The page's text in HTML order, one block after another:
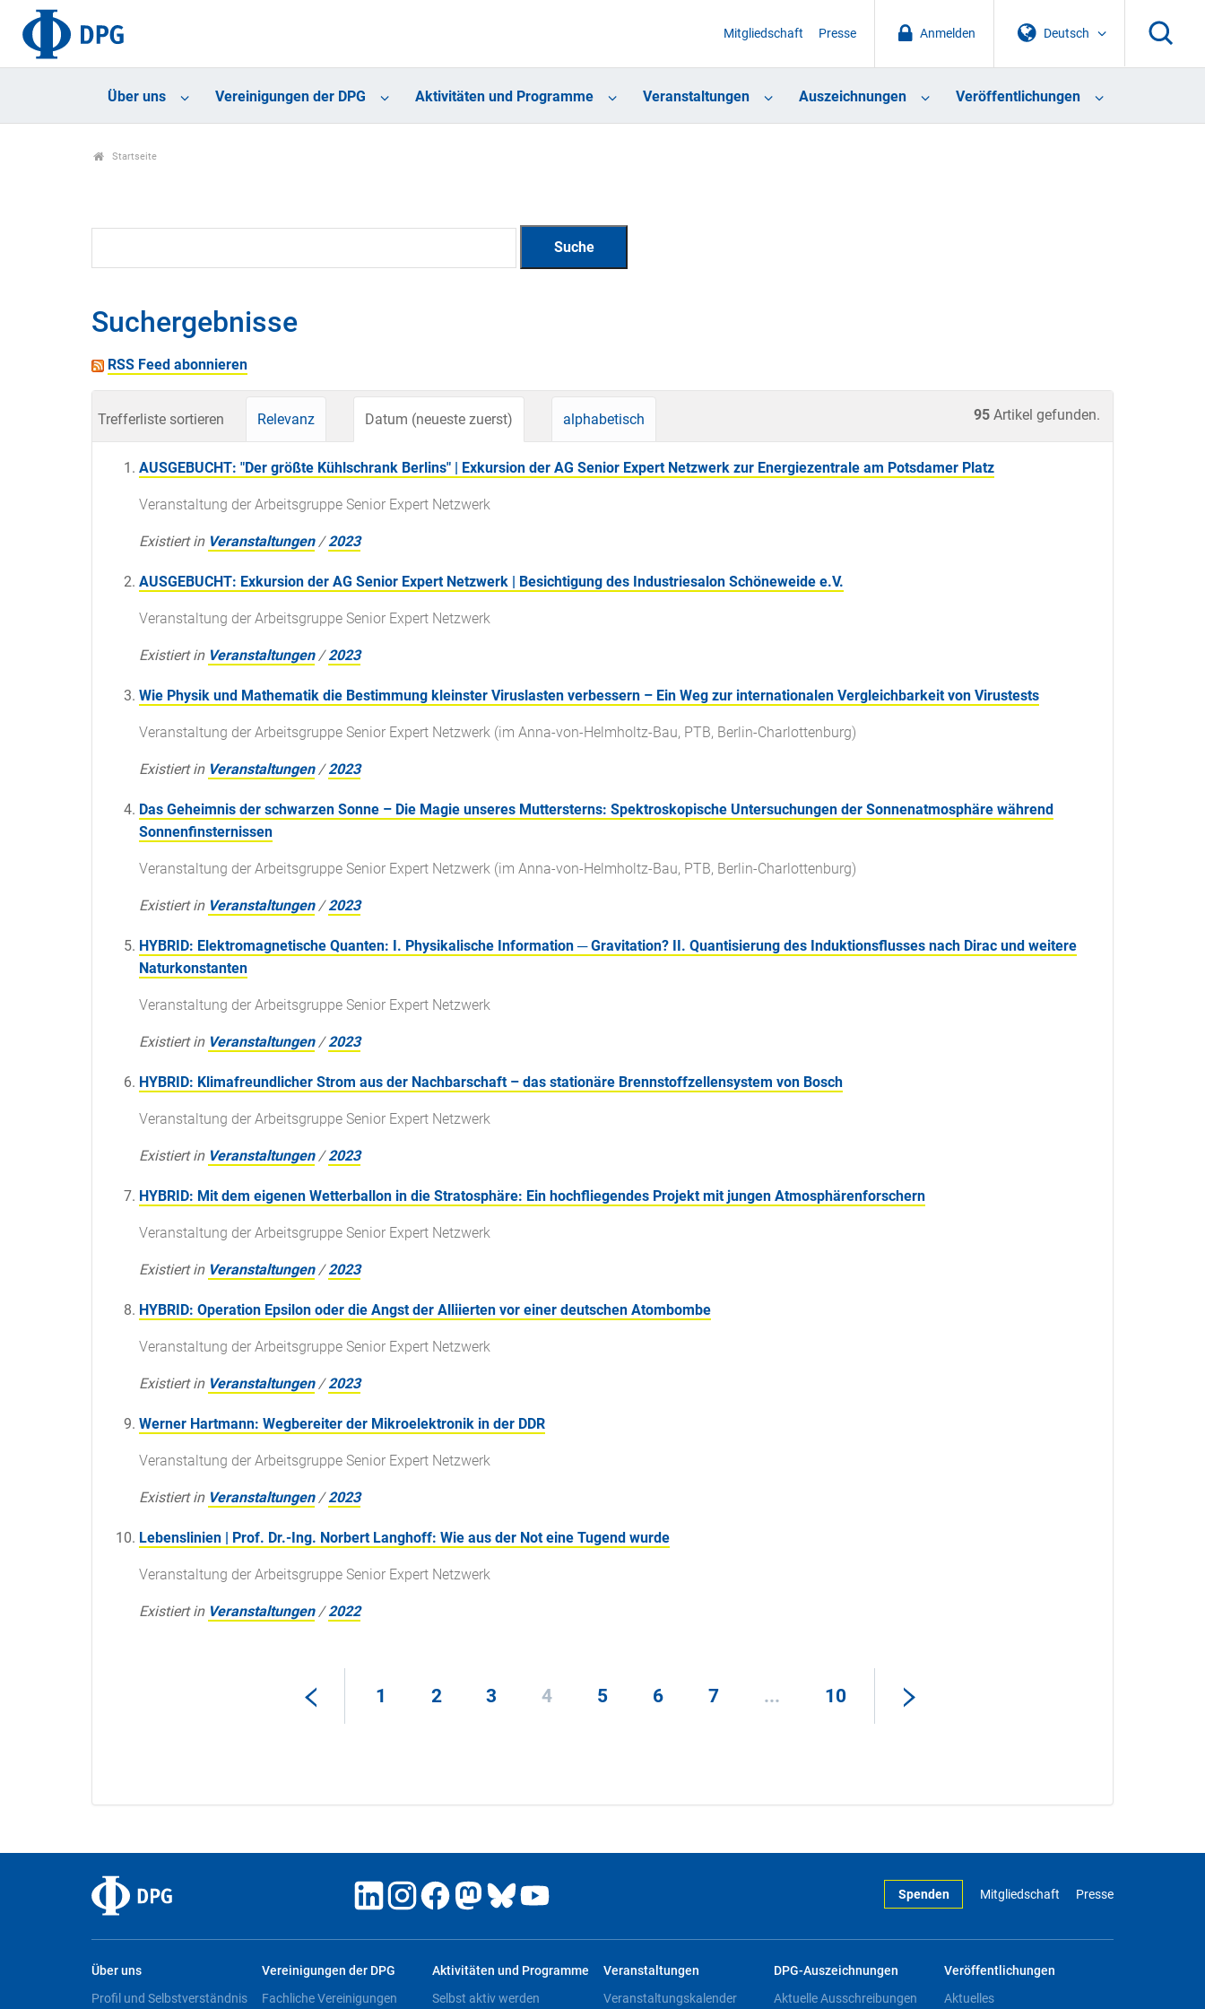
Deutsch
Anmelden
Mitgliedschaft Presse
Über uns Vereinigungen der DPG Aktivitäten und Programme Veranstaltungen Auszeichnungen Veröffentlichungen
Startseite
Suchergebnisse
RSS Feed abonnieren
95 Artikel gefunden.
Trefferliste sortieren Relevanz Datum (neueste zuerst) alphabetisch
AUSGEBUCHT: "Der größte Kühlschrank Berlins" | Exkursion der AG Senior Expert Netzwerk zur Energiezentrale am Potsdamer Platz
Veranstaltung der Arbeitsgruppe Senior Expert Netzwerk
Existiert in Veranstaltungen /2023
AUSGEBUCHT: Exkursion der AG Senior Expert Netzwerk | Besichtigung des Industriesalon Schöneweide e.V.
Veranstaltung der Arbeitsgruppe Senior Expert Netzwerk
Existiert in Veranstaltungen /2023
Wie Physik und Mathematik die Bestimmung kleinster Viruslasten verbessern – Ein Weg zur internationalen Vergleichbarkeit von Virustests
Veranstaltung der Arbeitsgruppe Senior Expert Netzwerk (im Anna-von-Helmholtz-Bau, PTB, Berlin-Charlottenburg)
Existiert in Veranstaltungen /2023
Das Geheimnis der schwarzen Sonne – Die Magie unseres Muttersterns: Spektroskopische Untersuchungen der Sonnenatmosphäre während
Sonnenfinsternissen
Veranstaltung der Arbeitsgruppe Senior Expert Netzwerk (im Anna-von-Helmholtz-Bau, PTB, Berlin-Charlottenburg)
Existiert in Veranstaltungen /2023
HYBRID: Elektromagnetische Quanten: I. Physikalische Information ─ Gravitation? II. Quantisierung des Induktionsflusses nach Dirac und weitere
Naturkonstanten
Veranstaltung der Arbeitsgruppe Senior Expert Netzwerk
Existiert in Veranstaltungen /2023
HYBRID: Klimafreundlicher Strom aus der Nachbarschaft – das stationäre Brennstoffzellensystem von Bosch
Veranstaltung der Arbeitsgruppe Senior Expert Netzwerk
Existiert in Veranstaltungen /2023
HYBRID: Mit dem eigenen Wetterballon in die Stratosphäre: Ein hochfliegendes Projekt mit jungen Atmosphärenforschern
Veranstaltung der Arbeitsgruppe Senior Expert Netzwerk
Existiert in Veranstaltungen /2023
HYBRID: Operation Epsilon oder die Angst der Alliierten vor einer deutschen Atombombe
Veranstaltung der Arbeitsgruppe Senior Expert Netzwerk
Existiert in Veranstaltungen /2023
Werner Hartmann: Wegbereiter der Mikroelektronik in der DDR
Veranstaltung der Arbeitsgruppe Senior Expert Netzwerk
Existiert in Veranstaltungen /2023
Lebenslinien | Prof. Dr.-Ing. Norbert Langhoff: Wie aus der Not eine Tugend wurde
Veranstaltung der Arbeitsgruppe Senior Expert Netzwerk
Existiert in Veranstaltungen /2022
1 2 3 4 5 6 7 ... 10
Spenden Mitgliedschaft Presse
Über uns
Profil und Selbstverständnis
Vereinigungen der DPG
Fachliche Vereinigungen
Aktivitäten und Programme
Selbst aktiv werden
Veranstaltungen
Veranstaltungskalender
DPG-Auszeichnungen
Aktuelle Ausschreibungen
Veröffentlichungen
Aktuelles